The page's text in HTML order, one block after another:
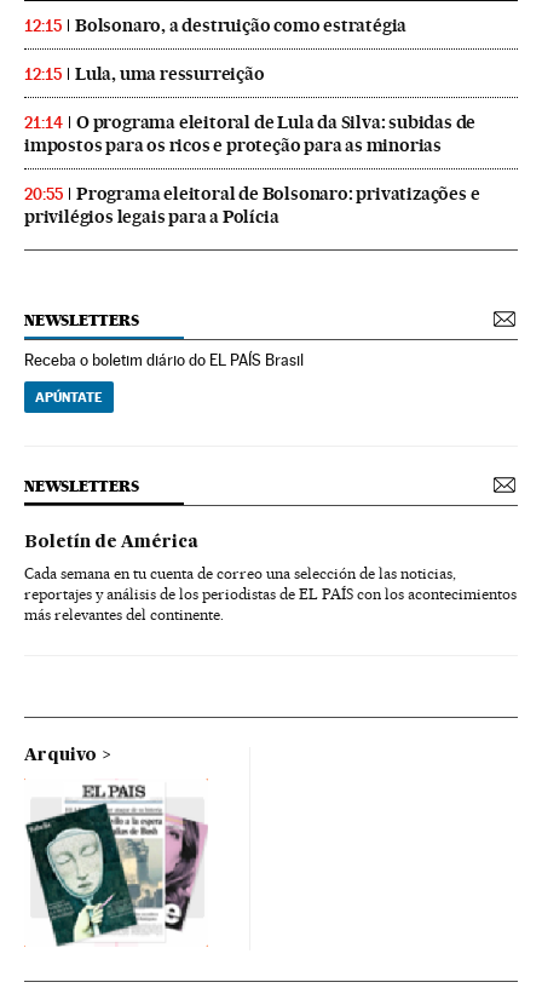
12:15 Bolsonaro, a destruição como estratégia
12:15 Lula, uma ressurreição
21:14
O programa eleitoral de Lula da Silva: subidas de
impostos para os ricos e proteção para as minorias
20:55
Programa eleitoral de Bolsonaro: privatizações e
privilégios legais para a Polícia
NEWSLETTERS
Receba o boletim diário do EL PAÍS Brasil
APÚNTATE
NEWSLETTERS
Boletín de América
Cada semana en tu cuenta de correo una selección de las noticias,
reportajes y análisis de los periodistas de EL PAÍS con los acontecimientos
más relevantes del continente.
Arquivo